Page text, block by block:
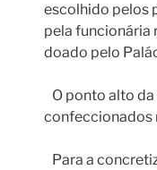
escolhido pelos
pela funcionária
doado pelo
O ponto alto
confeccionados
Para a